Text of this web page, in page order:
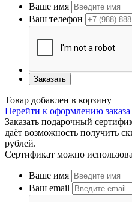
Ваше имя
Ваш телефон
Заказать
Товар добавлен в корзину
Перейти к оформлению заказа
Заказать подарочный
даёт возможность получить
рублей.
Сертификат можно
Ваше имя
Ваш email